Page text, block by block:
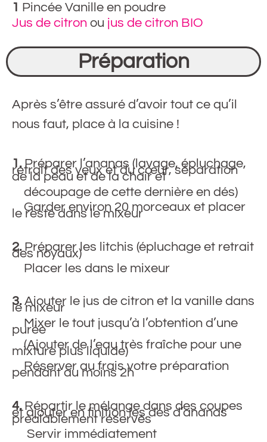
1 Pincée Vanille en poudre
Jus de citron ou jus de citron BIO
Préparation
Après s’être assuré d’avoir tout ce qu’il
nous faut, place à la cuisine !
1. Préparer l’ananas (lavage, épluchage,
retrait des yeux et du cœur, séparation
de la peau et de la chair et
découpage de cette dernière en dés)
Garder environ 20 morceaux et placer
le reste dans le mixeur
2. Préparer les litchis (épluchage et retrait
des noyaux)
Placer les dans le mixeur
3.Ajouter le jus de citron et la vanille dans
le mixeur
Mixer le tout jusqu’à l’obtention d’une
purée
(Ajouter de l’eau très fraîche pour une
mixture plus liquide)
Réserver au frais votre préparation
pendant au moins 2h
4. Répartir le mélange dans des coupes
et ajouter en finition les dés d’ananas
préalablement réservés
Servir immédiatement